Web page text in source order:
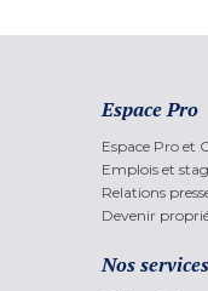
Espace Pro
Espace Pro et
Emplois et
Relations
Devenir
Nos services